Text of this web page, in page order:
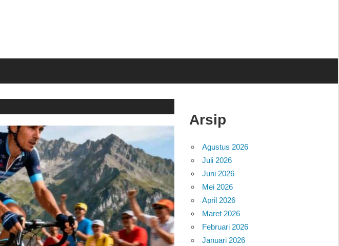
Arsip
Agustus 2026
Juli 2026
Juni 2026
Mei 2026
April 2026
Maret 2026
Februari 2026
Januari 2026